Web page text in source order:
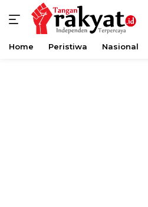
Langsung
Home Peristiwa Nasional